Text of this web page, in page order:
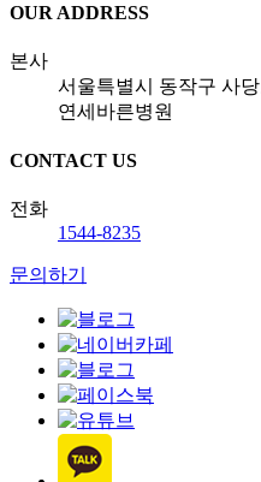
OUR ADDRESS
본사
서울특별시 동작구 사
연세바른병원
CONTACT US
전화
1544-8235
문의하기